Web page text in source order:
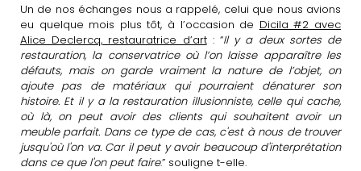
Un de nos échanges nous a rappelé, celui que nous avions
eu quelque mois plus tôt, à l’occasion de Dicila #2 avec
Alice Declercq, restauratrice d’art: “Il y a deux sortes de
restauration, la conservatrice où l’on laisse apparaître les
défauts, mais on garde vraiment la nature de l’objet, on
ajoute pas de matériaux qui pourraient dénaturer son
histoire. Et il y a la restauration illusionniste, celle qui cache,
où là, on peut avoir des clients qui souhaitent avoir un
meuble parfait. Dans ce type de cas, c'est à nous de trouver
jusqu'où l'on va. Car il peut y avoir beaucoup d'interprétation
dans ce que l'on peut faire.” souligne t-elle.